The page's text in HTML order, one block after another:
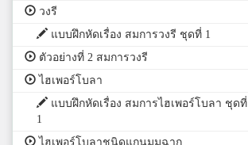
วงรี
แบบฝึกหัดเรื่อง สมการวงรี ชุดที่ 1
ตัวอย่างที่ 2 สมการวงรี
ไฮเพอร์โบลา
แบบฝึกหัดเรื่อง สมการไฮเพอร์โบลา ชุดที่
1
ไฮเพอร์โบลาชนิดแกนมุมฉาก